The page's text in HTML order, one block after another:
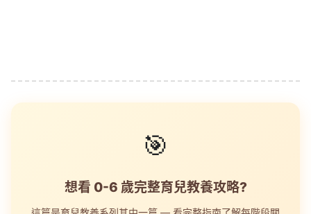
🎯
想看 0-6 歲完整育兒教養攻略?